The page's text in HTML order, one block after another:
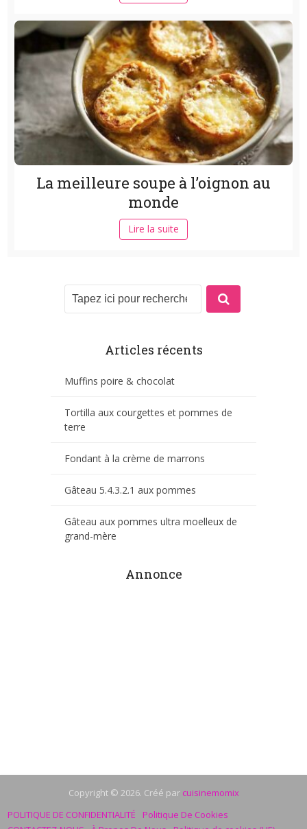
La meilleure soupe à l’oignon au
monde
Lire la suite
Articles récents
Muffins poire & chocolat
Tortilla aux courgettes et pommes de
terre
Fondant à la crème de marrons
Gâteau 5.4.3.2.1 aux pommes
Gâteau aux pommes ultra moelleux de
grand-mère
Annonce
Copyright © 2026. Créé par cuisinemomix
POLITIQUE DE CONFIDENTIALITÉ
Politique De Cookies